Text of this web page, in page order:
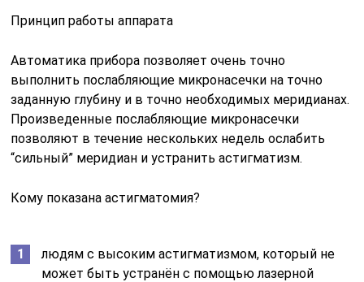
Принцип работы аппарата
Автоматика прибора позволяет очень точно
выполнить послабляющие микронасечки на точно
заданную глубину и в точно необходимых меридианах.
Произведенные послабляющие микронасечки
позволяют в течение нескольких недель ослабить
“сильный” меридиан и устранить астигматизм.
Кому показана астигматомия?
людям с высоким астигматизмом, который не
может быть устранён с помощью лазерной